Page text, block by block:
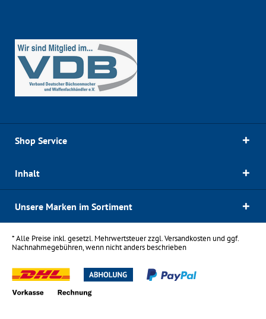
Shop Service
Inhalt
Unsere Marken im Sortiment
* Alle Preise inkl. gesetzl. Mehrwertsteuer zzgl.Versandkostenund ggf.
Nachnahmegebühren, wenn nicht anders beschrieben